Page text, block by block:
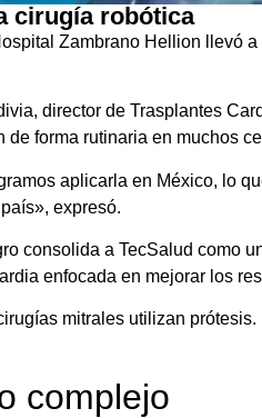
cirugía robótica
Zambrano Hellion llevó
director de Trasplantes
forma rutinaria en muchos
aplicarla en México, lo
expresó.
consolida a TecSalud como
enfocada en mejorar los
mitrales utilizan
complejo